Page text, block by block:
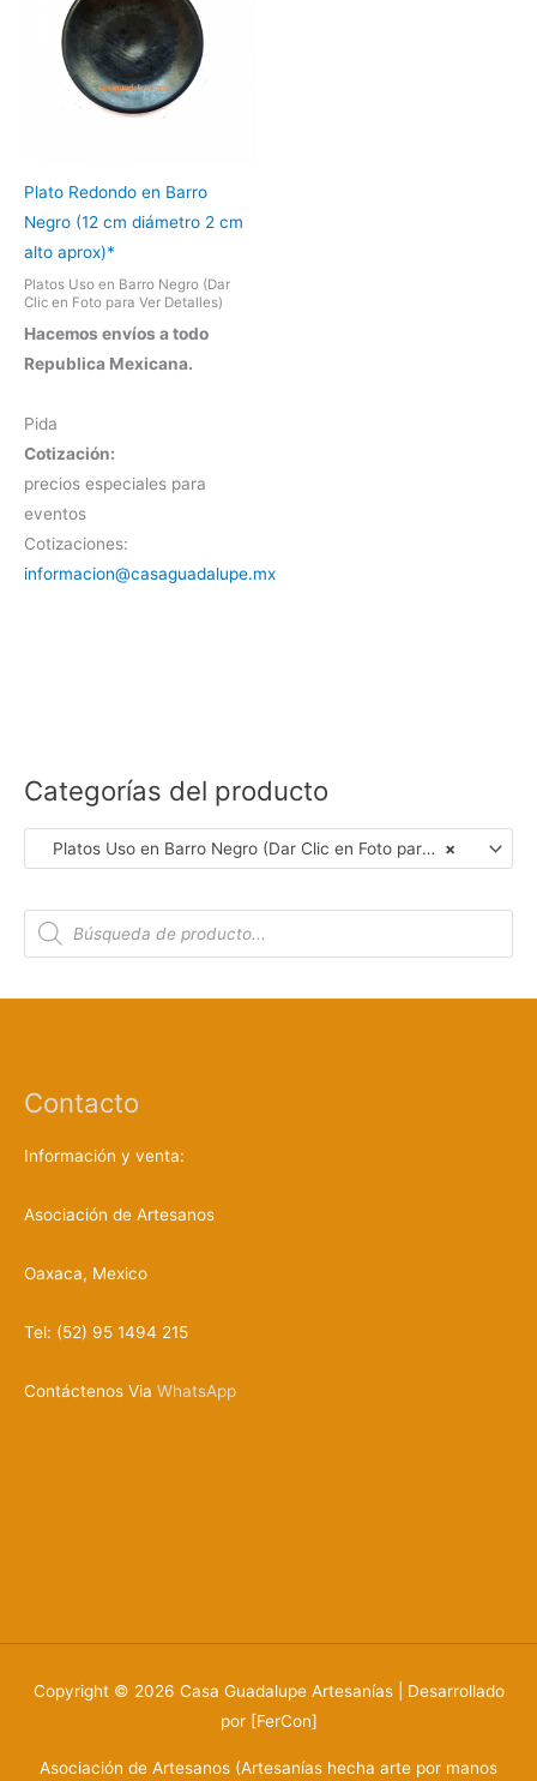
Plato Redondo en Barro
Negro (12 cm diámetro 2 cm
alto aprox)*
Platos Uso en Barro Negro (Dar
Clic en Foto para Ver Detalles)
Hacemos envíos a todo
Republica Mexicana.
Pida
Cotización:
precios especiales para
eventos
Cotizaciones:
informacion@casaguadalupe.mx
Categorías del producto
×
Platos Uso en Barro Negro (Dar Clic en Foto para Ver Detalles)
B
q
o
d
c
t
Contacto
Información y venta:
Asociación de Artesanos
Oaxaca, Mexico
Tel: (52) 95 1494 215
Contáctenos Via WhatsApp
Copyright © 2026 Casa Guadalupe Artesanías| Desarrollado
por [FerCon]
Asociación de Artesanos (Artesanías hecha arte por manos